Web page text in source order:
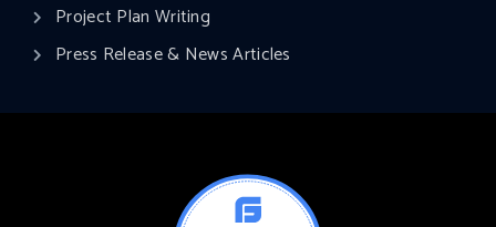
Project Plan Writing​
Press Release & News Articles